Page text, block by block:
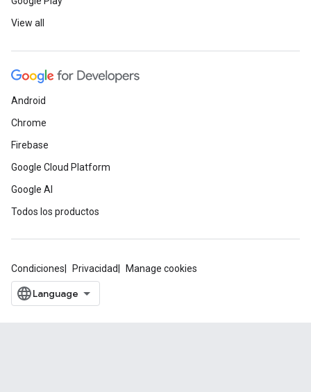
View all
Android
Chrome
Firebase
Google Cloud Platform
Google AI
Todos los productos
Condiciones Privacidad Manage cookies